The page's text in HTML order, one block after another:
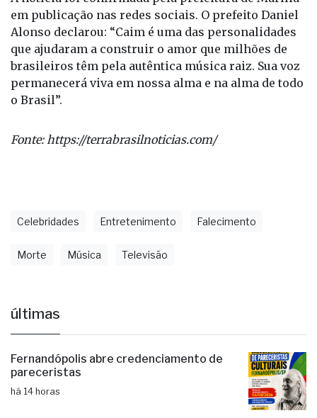
em publicação nas redes sociais. O prefeito Daniel
Alonso declarou: “Caim é uma das personalidades
que ajudaram a construir o amor que milhões de
brasileiros têm pela autêntica música raiz. Sua voz
permanecerá viva em nossa alma e na alma de todo
o Brasil”.
Fonte: https://terrabrasilnoticias.com/
Celebridades Entretenimento Falecimento
Morte Música Televisão
últimas
Fernandópolis abre credenciamento de
pareceristas
há 14 horas